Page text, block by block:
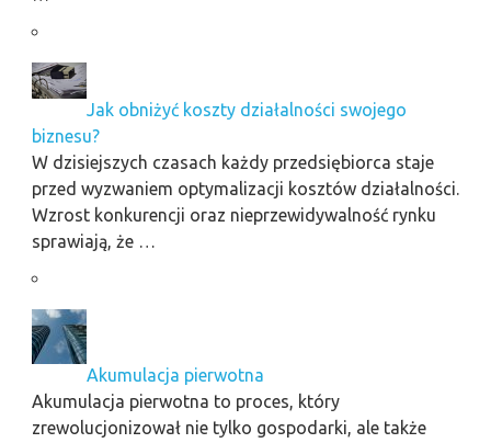
Jak obniżyć koszty działalności swojego
biznesu?
W dzisiejszych czasach każdy przedsiębiorca staje
przed wyzwaniem optymalizacji kosztów działalności.
Wzrost konkurencji oraz nieprzewidywalność rynku
sprawiają, że …
Akumulacja pierwotna
Akumulacja pierwotna to proces, który
zrewolucjonizował nie tylko gospodarki, ale także